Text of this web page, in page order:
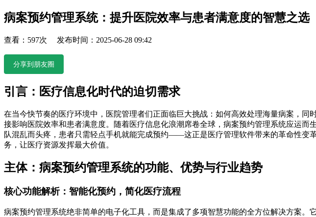
病案预约管理系统：提升医院效率与患者满意度的智慧之选
查看：597次 发布时间：2025-06-28 09:42
分享到朋友圈
引言：医疗信息化时代的迫切需求
在当今快节奏的医疗环境中，医院管理者们正面临巨大挑战：如何高效处理海量病案，
接影响医院效率和患者满意度。随着医疗信息化浪潮席卷全球，病案预约管理系统应运
队混乱而头疼，患者只需轻点手机就能完成预约——这正是医疗管理软件带来的革命性变
务，让医疗资源发挥最大价值。
主体：病案预约管理系统的功能、优势与行业趋势
核心功能解析：智能化预约，简化医疗流程
病案预约管理系统绝非简单的电子化工具，而是集成了多项智慧功能的全方位解决方案